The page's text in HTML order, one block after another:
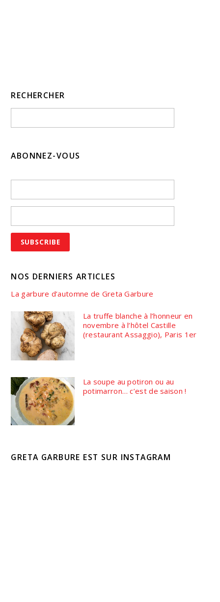
RECHERCHER
ABONNEZ-VOUS
NOS DERNIERS ARTICLES
La garbure d’automne de Greta Garbure
La truffe blanche à l’honneur en
novembre à l’hôtel Castille
(restaurant Assaggio), Paris 1er
La soupe au potiron ou au
potimarron… c’est de saison !
GRETA GARBURE EST SUR INSTAGRAM